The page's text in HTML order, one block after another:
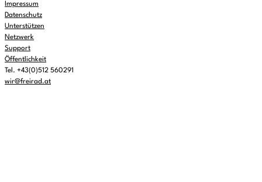
Impressum
Datenschutz
Unterstützen
Netzwerk
Support
Öffentlichkeit
Tel. +43(0)512 560291
wir@freirad.at